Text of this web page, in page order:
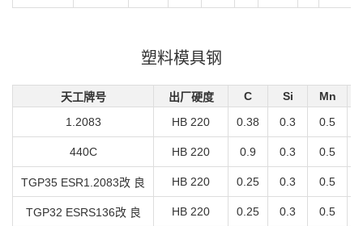
塑料模具钢
天工牌号 出厂硬度 C Si Mn
1.2083
HB 220 0.38 0.3 0.5
440C HB 220 0.9 0.3 0.5
TGP35 ESR1.2083改 良 HB 220 0.25 0.3 0.5
TGP32 ESRS136改 良 HB 220 0.25 0.3 0.5